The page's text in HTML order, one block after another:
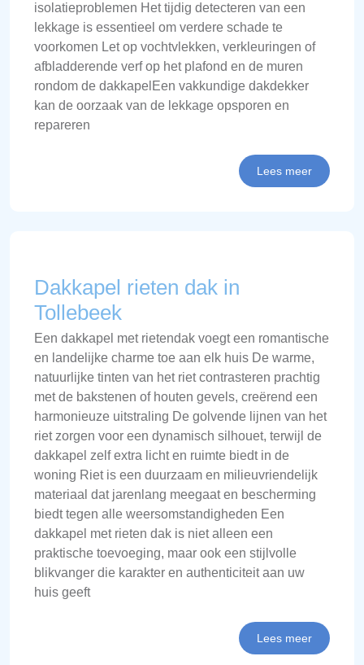
isolatieproblemen Het tijdig detecteren van een
lekkage is essentieel om verdere schade te
voorkomen Let op vochtvlekken, verkleuringen of
afbladderende verf op het plafond en de muren
rondom de dakkapelEen vakkundige dakdekker
kan de oorzaak van de lekkage opsporen en
repareren
Lees meer
Dakkapel rieten dak in
Tollebeek
Een dakkapel met rietendak voegt een romantische
en landelijke charme toe aan elk huis De warme,
natuurlijke tinten van het riet contrasteren prachtig
met de bakstenen of houten gevels, creërend een
harmonieuze uitstraling De golvende lijnen van het
riet zorgen voor een dynamisch silhouet, terwijl de
dakkapel zelf extra licht en ruimte biedt in de
woning Riet is een duurzaam en milieuvriendelijk
materiaal dat jarenlang meegaat en bescherming
biedt tegen alle weersomstandigheden Een
dakkapel met rieten dak is niet alleen een
praktische toevoeging, maar ook een stijlvolle
blikvanger die karakter en authenticiteit aan uw
huis geeft
Lees meer